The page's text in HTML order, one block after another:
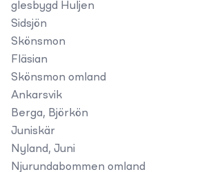
glesbygd Huljen
Sidsjön
Skönsmon
Fläsian
Skönsmon omland
Ankarsvik
Berga, Björkön
Juniskär
Nyland, Juni
Njurundabommen omland